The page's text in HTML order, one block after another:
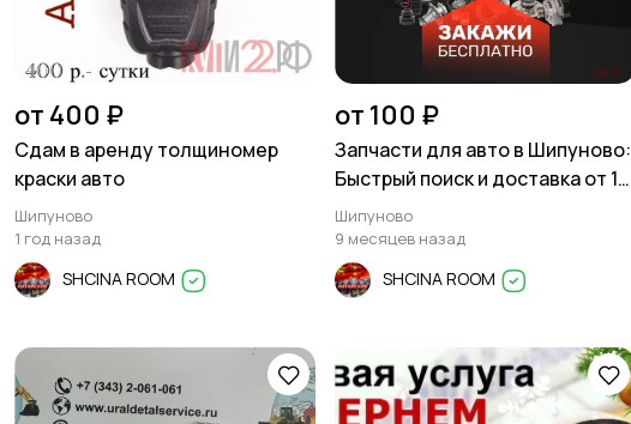
от 400 ₽
Сдам в аренду толщиномер
краски авто
Шипуново
1 год назад
SHCINA ROOM
от 100 ₽
Запчасти для авто в Шипуново:
Быстрый поиск и доставка от 1
дня!
Шипуново
9 месяцев назад
SHCINA ROOM